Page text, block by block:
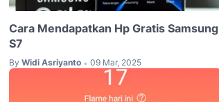
Cara Mendapatkan Hp Gratis Samsung
S7
By Widi Asriyanto • 09 Mar, 2025